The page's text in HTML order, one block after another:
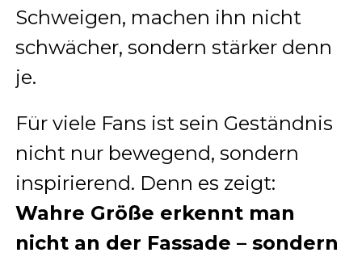
Schweigen, machen ihn nicht
schwächer, sondern stärker denn
je.
Für viele Fans ist sein Geständnis
nicht nur bewegend, sondern
inspirierend. Denn es zeigt:
Wahre Größe erkennt man
nicht an der Fassade – sondern